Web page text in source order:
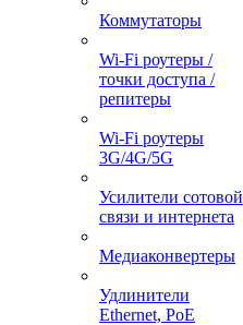
Коммутаторы
Wi-Fi роутеры /
точки доступа /
репитеры
Wi-Fi роутеры
3G/4G/5G
Усилители сотовой
связи и интернета
Медиаконвертеры
Удлинители
Ethernet, PoE